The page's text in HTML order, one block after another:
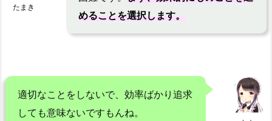
たまき
めることを選択します。
適切なことをしないで、効率ばかり追求
しても意味ないですもんね。